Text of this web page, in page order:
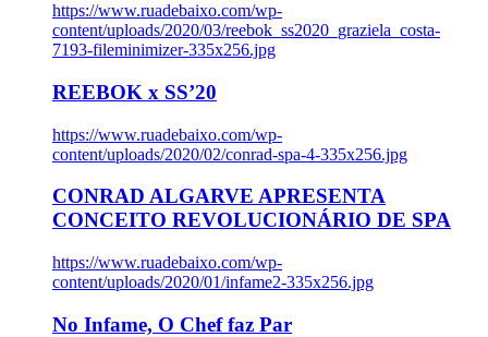
https://www.ruadebaixo.com/wp-
content/uploads/2020/03/reebok_ss2020_graziela_costa-
7193-fileminimizer-335x256.jpg
REEBOK x SS’20
https://www.ruadebaixo.com/wp-
content/uploads/2020/02/conrad-spa-4-335x256.jpg
CONRAD ALGARVE APRESENTA
CONCEITO REVOLUCIONÁRIO DE SPA
https://www.ruadebaixo.com/wp-
content/uploads/2020/01/infame2-335x256.jpg
No Infame, O Chef faz Par